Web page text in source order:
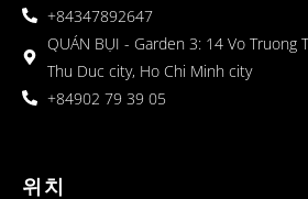
+84347892647
QUÁN BỤI - Garden 3: 14 Vo Truong
Thu Duc city, Ho Chi Minh city
+84902 79 39 05
위치